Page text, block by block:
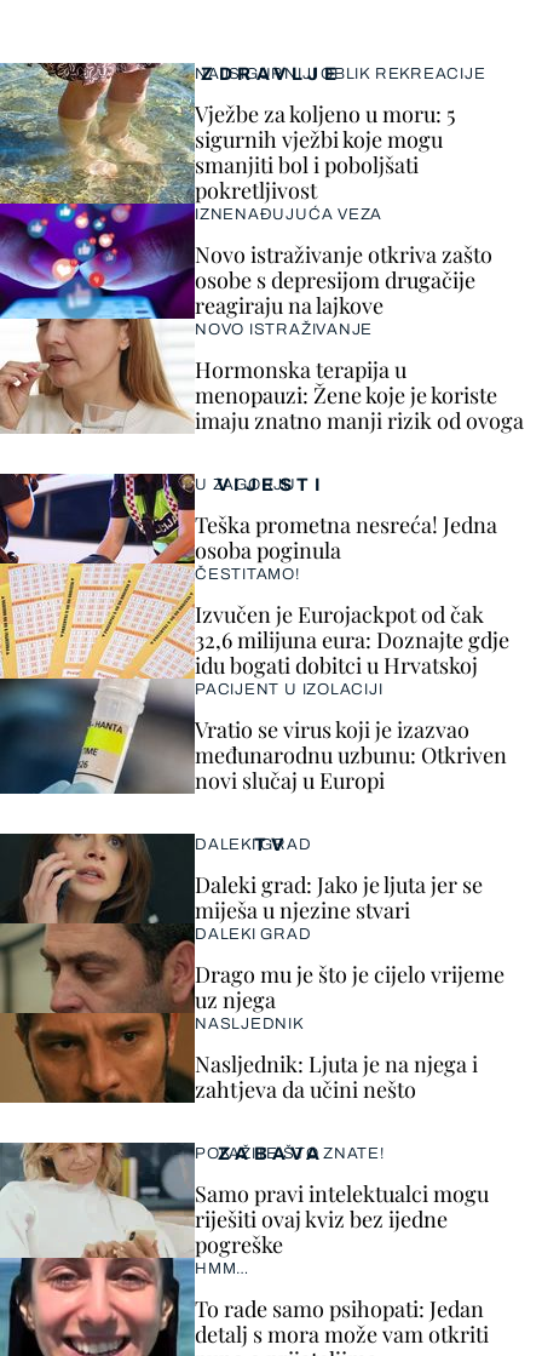
VIJESTI
U ZAGORJU
Teška prometna nesreća! Jedna
osoba poginula
ČESTITAMO!
Izvučen je Eurojackpot od čak
32,6 milijuna eura: Doznajte gdje
idu bogati dobitci u Hrvatskoj
PACIJENT U IZOLACIJI
Vratio se virus koji je izazvao
međunarodnu uzbunu: Otkriven
novi slučaj u Europi
ZDRAVLJE
NAJSIGURNIJI OBLIK REKREACIJE
Vježbe za koljeno u moru: 5
sigurnih vježbi koje mogu
smanjiti bol i poboljšati
pokretljivost
IZNENAĐUJUĆA VEZA
Novo istraživanje otkriva zašto
osobe s depresijom drugačije
reagiraju na lajkove
NOVO ISTRAŽIVANJE
Hormonska terapija u
menopauzi: Žene koje je koriste
imaju znatno manji rizik od ovoga
ZABAVA
POKAŽITE ŠTO ZNATE!
Samo pravi intelektualci mogu
riješiti ovaj kviz bez ijedne
pogreške
HMM…
To rade samo psihopati: Jedan
detalj s mora može vam otkriti
TV
DALEKI GRAD
Daleki grad: Jako je ljuta jer se
miješa u njezine stvari
DALEKI GRAD
Drago mu je što je cijelo vrijeme
uz njega
NASLJEDNIK
Nasljednik: Ljuta je na njega i
zahtjeva da učini nešto